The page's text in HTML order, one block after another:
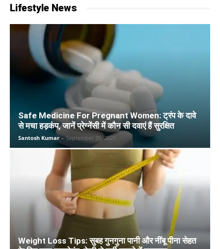
Lifestyle News
Safe Medicine For Pregnant Women: ट्रंप के दावे
से मचा हड़कंप, जानें प्रेग्नेंसी में कौन सी दवाएं हैं सुरक्षित
Santosh Kumar - September 25, 2025
Weight Loss Tips: सुबह गुनगुना पानी और नींबू पीना सेहत